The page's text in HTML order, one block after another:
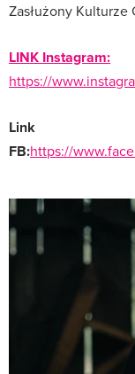
Zasłużony Kulturze
LINK Instagram:
https://
Link
FB:https://